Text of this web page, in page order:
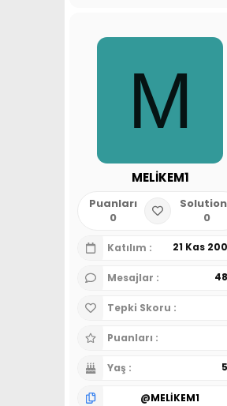
M
MELİKEM1
Puanları
0
0
Katılım 21 Kas
Mesajlar
Tepki Skoru
Puanları
Yaş
@MELİKEM1